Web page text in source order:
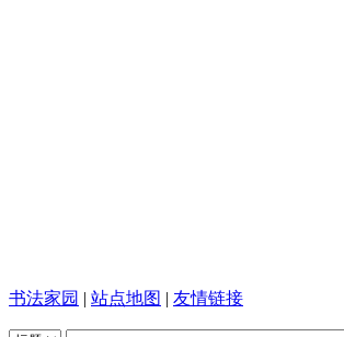
书法家园 | 站点地图 | 友情链接